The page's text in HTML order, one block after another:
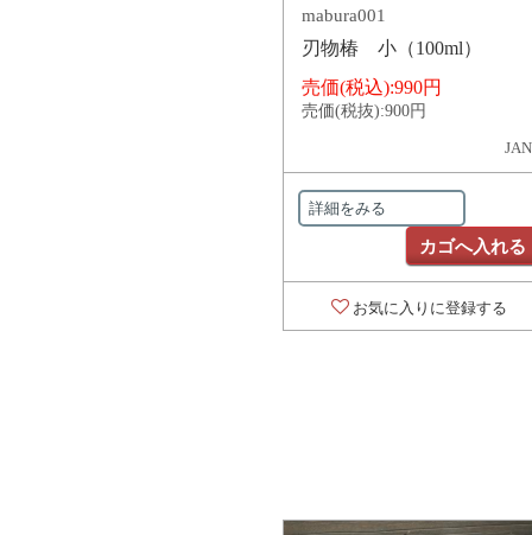
mabura001
刃物椿 小（100ml）
売価(税込):990円
売価(税抜):900円
詳細をみる
カゴへ入れる
お気に入りに登録する